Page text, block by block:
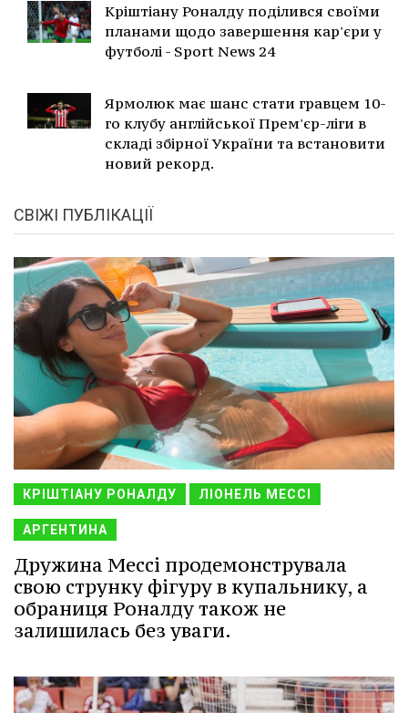
Кріштіану Роналду поділився своїми
планами щодо завершення кар'єри у
футболі - Sport News 24
Ярмолюк має шанс стати гравцем 10-
го клубу англійської Прем'єр-ліги в
складі збірної України та встановити
новий рекорд.
СВІЖІ ПУБЛІКАЦІЇ
КРІШТІАНУ РОНАЛДУ ЛІОНЕЛЬ МЕССІ
АРГЕНТИНА
Дружина Мессі продемонструвала
свою струнку фігуру в купальнику, а
обраниця Роналду також не
залишилась без уваги.